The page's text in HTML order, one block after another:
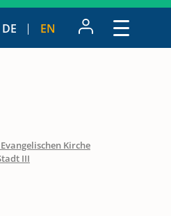
DE EN
Kirche
III